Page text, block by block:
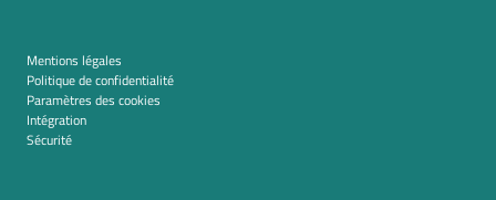
Mentions légales
Politique de confidentialité
Paramètres des cookies
Intégration
Sécurité